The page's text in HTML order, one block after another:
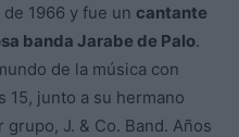
1966 y fue un cantante
banda Jarabe de Palo.
de la música con
15, junto a su hermano
J. & Co. Band. Años